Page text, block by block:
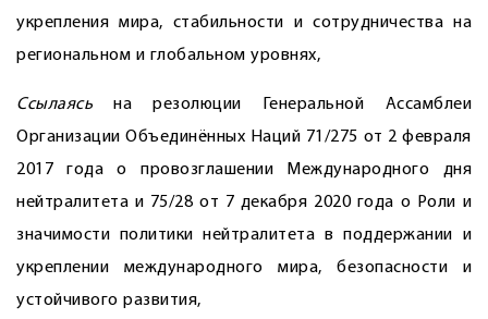
укрепления мира, стабильности и сотрудничества на
региональном и глобальном уровнях,
Ссылаясь на резолюции Генеральной Ассамблеи
Организации Объединённых Наций 71/275 от 2 февраля
2017 года о провозглашении Международного дня
нейтралитета и 75/28 от 7 декабря 2020 года о Роли и
значимости политики нейтралитета в поддержании и
укреплении международного мира, безопасности и
устойчивого развития,